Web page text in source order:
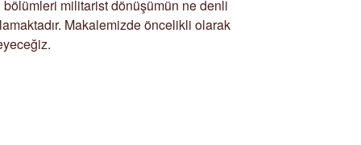
militarist dönüşümün ne denli
Makalemizde öncelikli olarak